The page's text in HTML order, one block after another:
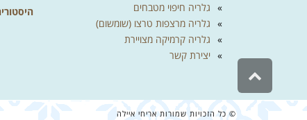
גלריה אריחים מתובלטים
גלריה חיפוי מטבחים
גלריה מרצפות טרצו (שומשום)
גלריה קרמיקה מצויירת
תהליך
לראש
העמוד